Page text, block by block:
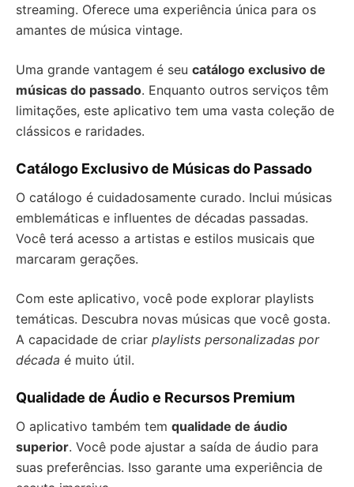
streaming. Oferece uma experiência única para os
amantes de música vintage.
Uma grande vantagem é seu catálogo exclusivo de
músicas do passado. Enquanto outros serviços têm
limitações, este aplicativo tem uma vasta coleção de
clássicos e raridades.
Catálogo Exclusivo de Músicas do Passado
O catálogo é cuidadosamente curado. Inclui músicas
emblemáticas e influentes de décadas passadas.
Você terá acesso a artistas e estilos musicais que
marcaram gerações.
Com este aplicativo, você pode explorar playlists
temáticas. Descubra novas músicas que você gosta.
A capacidade de criar playlists personalizadas por
década é muito útil.
Qualidade de Áudio e Recursos Premium
O aplicativo também tem qualidade de áudio
superior. Você pode ajustar a saída de áudio para
suas preferências. Isso garante uma experiência de